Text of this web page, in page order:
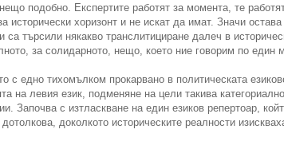
подобно. Експертите работят за момента, те
исторически хоризонт и не искат да имат. Значи
са търсили някакво транслитициране далеч в
за солидарното, нещо, което ние говорим по
с едно тихомълком прокарвано в политическата
на левия език, подменяне на цели такива
Започва с изтласкване на един езиков репертоар,
доколкото историческите реалности